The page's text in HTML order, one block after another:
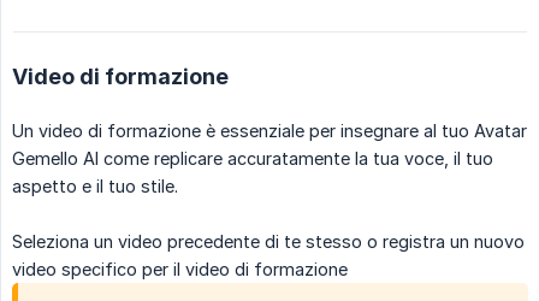
Video di formazione
Un video di formazione è essenziale per insegnare al tuo Avatar
Gemello AI come replicare accuratamente la tua voce, il tuo
aspetto e il tuo stile.
Seleziona un video precedente di te stesso o registra un nuovo
video specifico per il video di formazione